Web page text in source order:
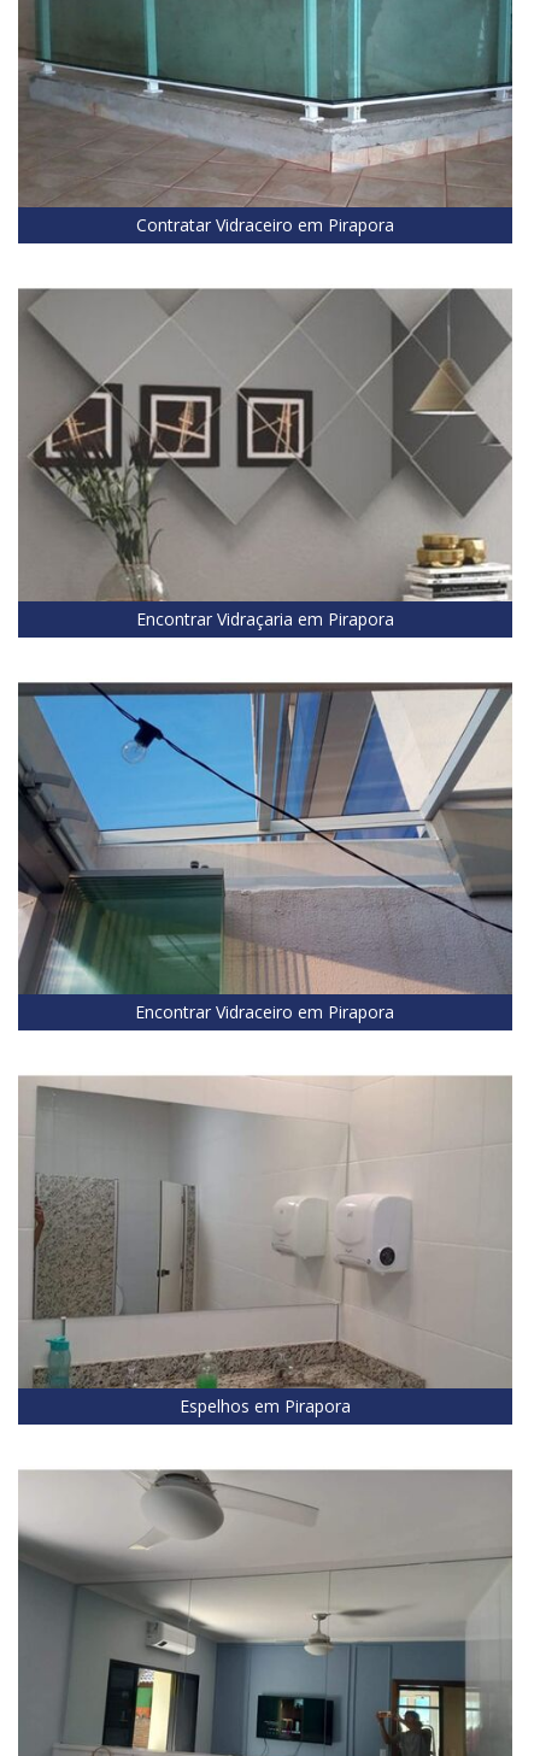
Contratar Vidraceiro em Pirapora
Encontrar Vidraçaria em Pirapora
Encontrar Vidraceiro em Pirapora
Espelhos em Pirapora